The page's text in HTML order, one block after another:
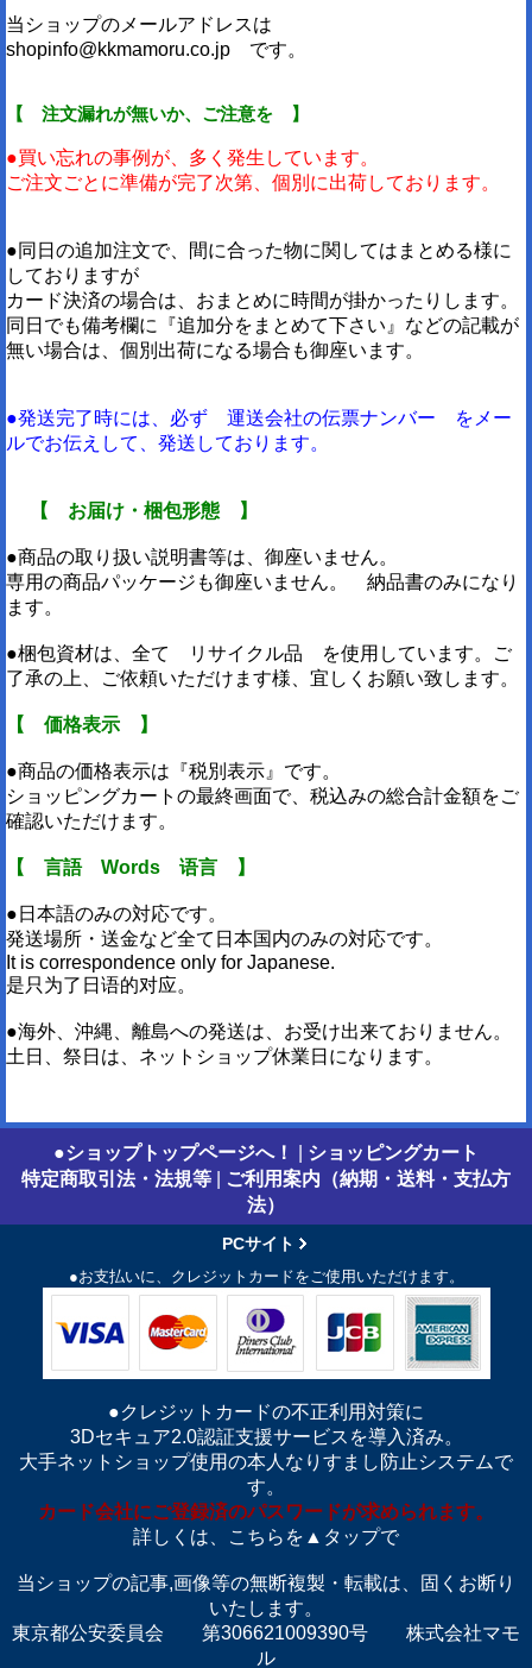
当ショップのメールアドレスは
shopinfo@kkmamoru.co.jp です。
【 注文漏れが無いか、ご注意を 】
●買い忘れの事例が、多く発生しています。
ご注文ごとに準備が完了次第、個別に出荷しております。
●同日の追加注文で、間に合った物に関してはまとめる様に
しておりますが
カード決済の場合は、おまとめに時間が掛かったりします。
同日でも備考欄に『追加分をまとめて下さい』などの記載が
無い場合は、個別出荷になる場合も御座います。
●発送完了時には、必ず 運送会社の伝票ナンバー をメー
ルでお伝えして、発送しております。
【 お届け・梱包形態 】
●商品の取り扱い説明書等は、御座いません。
専用の商品パッケージも御座いません。 納品書のみになり
ます。
●梱包資材は、全て リサイクル品 を使用しています。ご
了承の上、ご依頼いただけます様、宜しくお願い致します。
【 価格表示 】
●商品の価格表示は『税別表示』です。
ショッピングカートの最終画面で、税込みの総合計金額をご
確認いただけます。
【 言語 Words 语言 】
●日本語のみの対応です。
発送場所・送金など全て日本国内のみの対応です。
It is correspondence only for Japanese.
是只为了日语的对应。
●海外、沖縄、離島への発送は、お受け出来ておりません。
土日、祭日は、ネットショップ休業日になります。
●ショップトップページへ！
ショッピングカート
特定商取引法・法規等
ご利用案内（納期・送料・支払方
法）
PCサイト
●お支払いに、クレジットカードをご使用いただけます。
●クレジットカードの不正利用対策に
3Dセキュア2.0認証支援サービスを導入済み。
大手ネットショップ使用の本人なりすまし防止システムで
す。
カード会社にご登録済のパスワードが求められます。
詳しくは、こちらを▲タップで
当ショップの記事,画像等の無断複製・転載は、固くお断り
いたします。
東京都公安委員会 第306621009390号 株式会社マモ
ル